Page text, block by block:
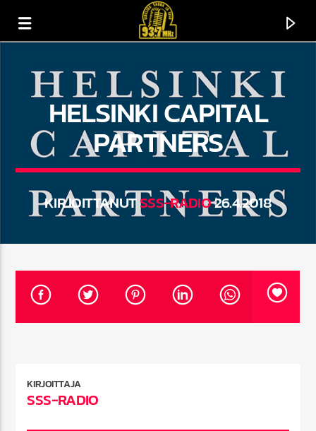
TITLE
ARTIST
SSS-RADION UUTISET
HELSINKI CAPITAL
PARTNERS
KIRJOITTANUTSSS-RADIO26.4.2018
KIRJOITTAJA
SSS-RADIO